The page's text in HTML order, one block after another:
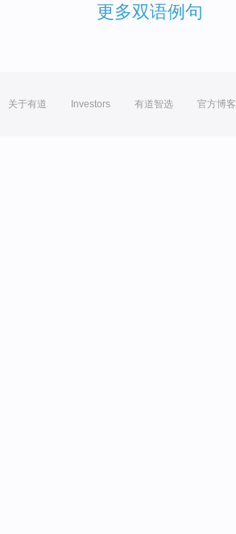
更多双语例句
关于有道 Investors 有道智选 官方博客